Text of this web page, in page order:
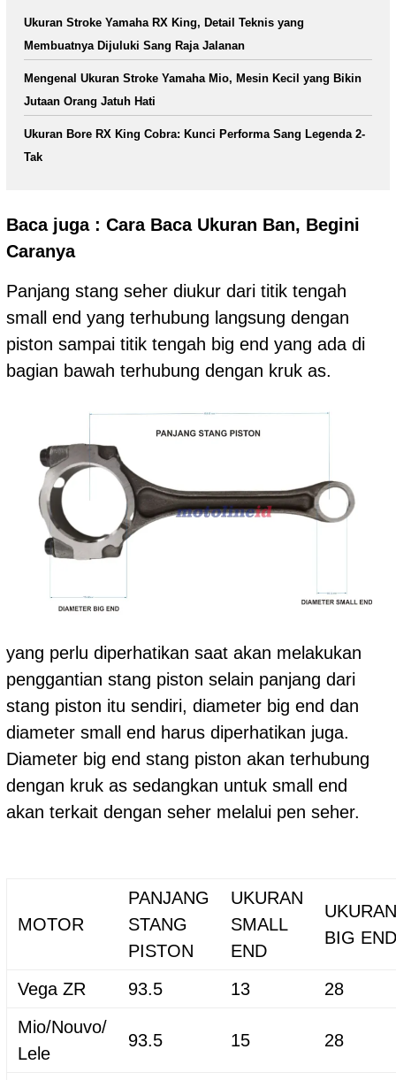
Ukuran Stroke Yamaha RX King, Detail Teknis yang
Membuatnya Dijuluki Sang Raja Jalanan
Mengenal Ukuran Stroke Yamaha Mio, Mesin Kecil yang Bikin
Jutaan Orang Jatuh Hati
Ukuran Bore RX King Cobra: Kunci Performa Sang Legenda 2-
Tak
Baca juga : Cara Baca Ukuran Ban, Begini
Caranya
Panjang stang seher diukur dari titik tengah
small end yang terhubung langsung dengan
piston sampai titik tengah big end yang ada di
bagian bawah terhubung dengan kruk as.
yang perlu diperhatikan saat akan melakukan
penggantian stang piston selain panjang dari
stang piston itu sendiri, diameter big end dan
diameter small end harus diperhatikan juga.
Diameter big end stang piston akan terhubung
dengan kruk as sedangkan untuk small end
akan terkait dengan seher melalui pen seher.
MOTOR
PANJANG
STANG
PISTON
UKURAN
SMALL
END
UKURAN
BIG END
Vega ZR 93.5 13
28
Mio/Nouvo/
Lele
93.5 15 28